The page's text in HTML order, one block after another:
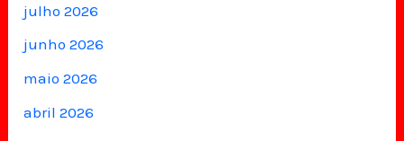
julho 2026
junho 2026
maio 2026
abril 2026